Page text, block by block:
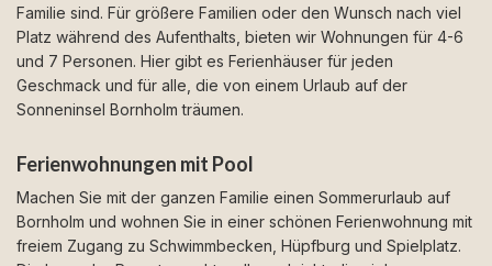
Familie sind. Für größere Familien oder den Wunsch nach viel
Platz während des Aufenthalts, bieten wir Wohnungen für 4-6
und 7 Personen. Hier gibt es Ferienhäuser für jeden
Geschmack und für alle, die von einem Urlaub auf der
Sonneninsel Bornholm träumen.
Ferienwohnungen mit Pool
Machen Sie mit der ganzen Familie einen Sommerurlaub auf
Bornholm und wohnen Sie in einer schönen Ferienwohnung mit
freiem Zugang zu Schwimmbecken, Hüpfburg und Spielplatz.